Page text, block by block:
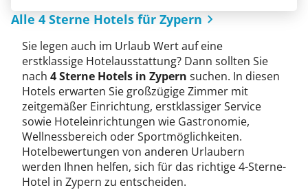
Alle 4 Sterne Hotels für Zypern
Sie legen auch im Urlaub Wert auf eine
erstklassige Hotelausstattung? Dann sollten Sie
nach 4 Sterne Hotels in Zypern suchen. In diesen
Hotels erwarten Sie großzügige Zimmer mit
zeitgemäßer Einrichtung, erstklassiger Service
sowie Hoteleinrichtungen wie Gastronomie,
Wellnessbereich oder Sportmöglichkeiten.
Hotelbewertungen von anderen Urlaubern
werden Ihnen helfen, sich für das richtige 4-Sterne-
Hotel in Zypern zu entscheiden.